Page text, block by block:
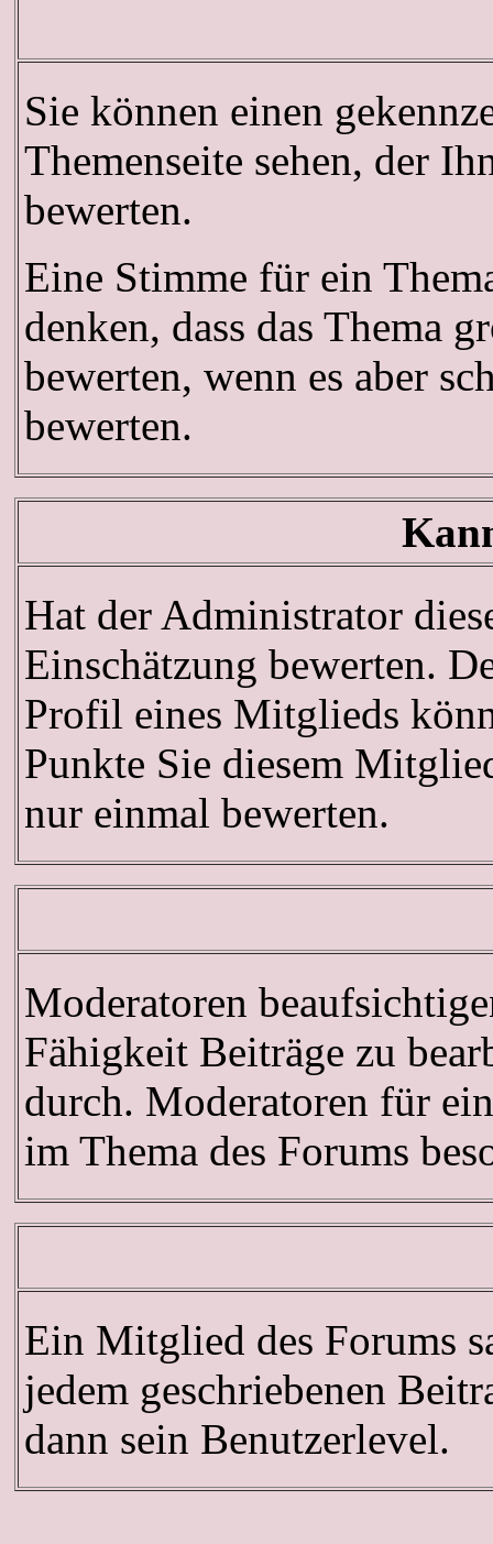
Sie können einen
Themenseite sehen, der
bewerten.
Eine Stimme für ein
denken, dass das Thema
bewerten, wenn es aber
bewerten.
Hat der Administrator
Einschätzung bewerten.
Profil eines Mitglieds
Punkte Sie diesem
nur einmal bewerten.
Moderatoren
Fähigkeit Beiträge zu
durch. Moderatoren für
im Thema des Forums
Ein Mitglied des Forums
jedem geschriebenen
dann sein Benutzerlevel.